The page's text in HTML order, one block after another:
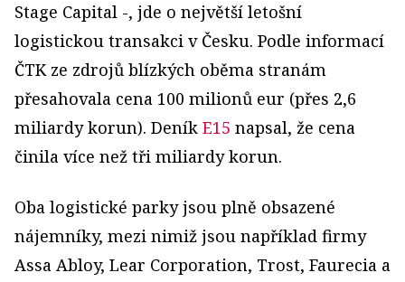
Stage Capital -, jde o největší letošní
logistickou transakci v Česku. Podle informací
ČTK ze zdrojů blízkých oběma stranám
přesahovala cena 100 milionů eur (přes 2,6
miliardy korun). Deník E15 napsal, že cena
činila více než tři miliardy korun.
Oba logistické parky jsou plně obsazené
nájemníky, mezi nimiž jsou například firmy
Assa Abloy, Lear Corporation, Trost, Faurecia a